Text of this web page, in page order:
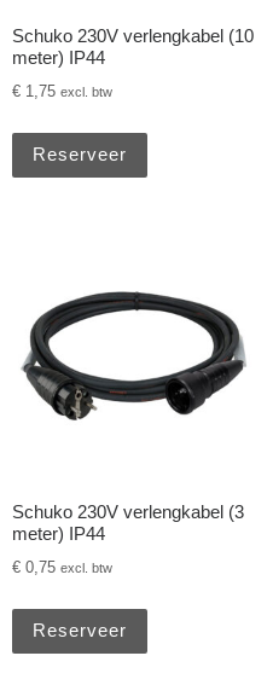
Schuko 230V verlengkabel (10
meter) IP44
€ 1,75 excl. btw
Reserveer
Schuko 230V verlengkabel (3
meter) IP44
€ 0,75 excl. btw
Reserveer